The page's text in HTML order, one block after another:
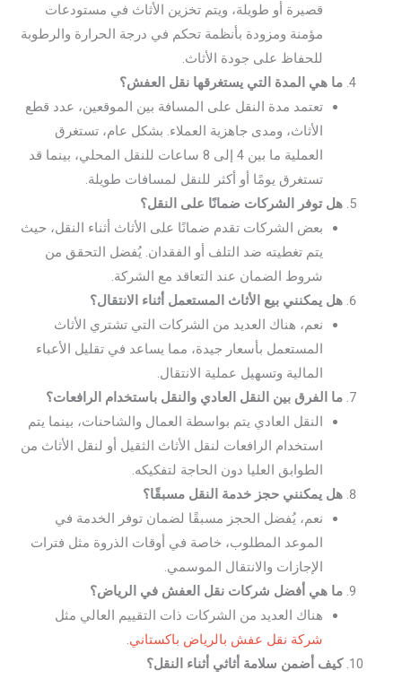
قصيرة أو طويلة، ويتم تخزين الأثاث في مستودعات
مؤمنة ومزودة بأنظمة تحكم في درجة الحرارة والرطوبة
للحفاظ على جودة الأثاث.
ما هي المدة التي يستغرقها نقل العفش؟
تعتمد مدة النقل على المسافة بين الموقعين، عدد قطع
الأثاث، ومدى جاهزية العملاء. بشكل عام، تستغرق
العملية ما بين 4 إلى 8 ساعات للنقل المحلي، بينما قد
تستغرق يومًا أو أكثر للنقل لمسافات طويلة.
هل توفر الشركات ضمانًا على النقل؟
بعض الشركات تقدم ضمانًا على الأثاث أثناء النقل، حيث
يتم تغطيته ضد التلف أو الفقدان. يُفضل التحقق من
شروط الضمان عند التعاقد مع الشركة.
هل يمكنني بيع الأثاث المستعمل أثناء الانتقال؟
نعم، هناك العديد من الشركات التي تشتري الأثاث
المستعمل بأسعار جيدة، مما يساعد في تقليل الأعباء
المالية وتسهيل عملية الانتقال.
ما الفرق بين النقل العادي والنقل باستخدام الرافعات؟
النقل العادي يتم بواسطة العمال والشاحنات، بينما يتم
استخدام الرافعات لنقل الأثاث الثقيل أو لنقل الأثاث من
الطوابق العليا دون الحاجة لتفكيكه.
هل يمكنني حجز خدمة النقل مسبقًا؟
نعم، يُفضل الحجز مسبقًا لضمان توفر الخدمة في
الموعد المطلوب، خاصة في أوقات الذروة مثل فترات
الإجازات والانتقال الموسمي.
ما هي أفضل شركات نقل العفش في الرياض؟
هناك العديد من الشركات ذات التقييم العالي مثل
شركة نقل عفش بالرياض باكستاني.
كيف أضمن سلامة أثاثي أثناء النقل؟